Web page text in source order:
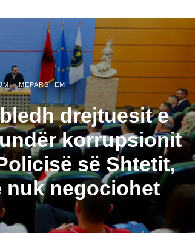
I MËPARSHËM
drejtuesit e
korrupsionit
së Shtetit,
nuk negociohet